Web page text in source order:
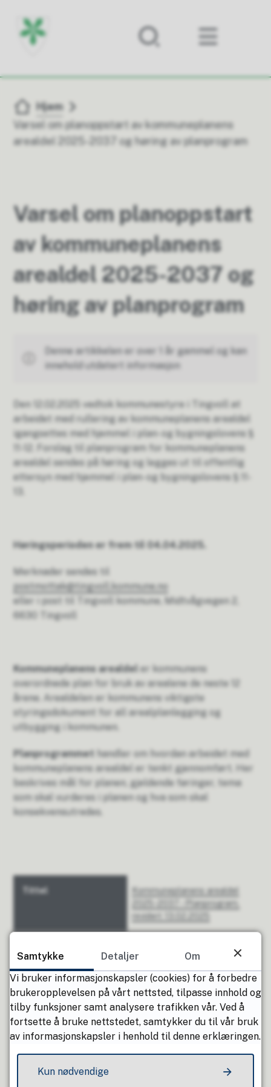
Forsiden
Du er her:
Hjem
Varsel om planoppstart av kommuneplanens
arealdel 2025-2037 og høring av planprogram
Varsel om planoppstart
av kommuneplanens
arealdel 2025-2037 og
høring av planprogram
Denne artikkelen er over 1 år gammel og kan
innehold utdatert informasjon
Den 12.02.2025 vedtok kommunestyre i Tingvoll at
arbeidet med rullering av kommuneplanens arealdel
igangsettes med hjemmel i plan- og bygningslovens §
11-12. Forslag til planprogram for kommuneplanens
arealdel sendes på høring og legges ut til offentlig
ettersyn med hjemmel i plan- og bygningslovens § 11-
Høringsperioden er frem til 04.04.2025.
Merknader sendes til
postmottak@tingvoll.kommune.no
eller i post til Tingvoll kommune, Midtvågvegen 2,
6630 Tingvoll
Kommuneplanens arealdel er kommunens
overordnede plan for bruk av arealene de neste 12
årene. Arealdelen er kommunens viktigste
styringsdokument for all arealplanlegging og
utbygging i kommunen.
Planprogrammet handler om hvordan arbeidet med
kommuneplanens arealdel er tenkt gjennomført. Her
beskrives mål for planen, gjeldende føringer, tema
som skal vurderes i planen og hva som skal
konsekvensutredes.
T
t
l
T
y
p
e
Kommuneplanens arealdel
2025-2037 - Planprogram,
revidert 13.02.2025
2 MB
Arealregnskap
Samtykke Detaljer
Om
Vi bruker informasjonskapsler (cookies) for å forbedre
brukeropplevelsen på vårt nettsted, tilpasse innhold og
tilby funksjoner samt analysere trafikken vår. Ved å
fortsette å bruke nettstedet, samtykker du til vår bruk
av informasjonskapsler i henhold til denne erklæringen.
Kun nødvendige